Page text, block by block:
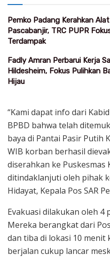
Pemko Padang Kerahkan
Pascabanjir, TRC PUPR
Terdampak
Fadly Amran Perbarui Kerja
Hildesheim, Fokus Pulihkan
Hijau
“Kami dapat info dari
BPBD bahwa telah
baya di Pantai Pasir Putih
WIB korban berhasil
diserahkan ke Puskesmas
ditindaklanjuti oleh pihak
Hidayat, Kepala Pos SAR
Evakuasi dilakukan oleh 4
Mereka berangkat dari
dan tiba di lokasi 10 menit
berjalan cukup lancar